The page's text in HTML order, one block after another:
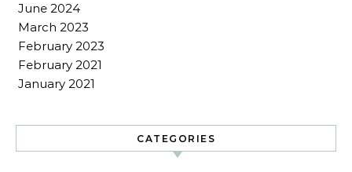
June 2024
March 2023
February 2023
February 2021
January 2021
CATEGORIES